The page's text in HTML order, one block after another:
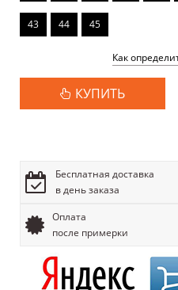
43 44 45
Как
КУПИТЬ
Бесплатная доставка
в день заказа
Оплата
после примерки